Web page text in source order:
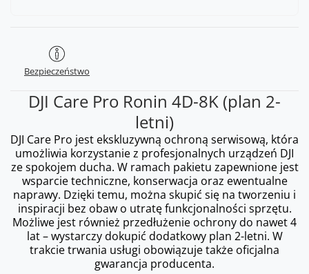
Bezpieczeństwo
DJI Care Pro Ronin 4D-8K (plan 2-
letni)
DJI Care Pro jest ekskluzywną ochroną serwisową, która
umożliwia korzystanie z profesjonalnych urządzeń DJI
ze spokojem ducha. W ramach pakietu zapewnione jest
wsparcie techniczne, konserwacja oraz ewentualne
naprawy. Dzięki temu, można skupić się na tworzeniu i
inspiracji bez obaw o utratę funkcjonalności sprzętu.
Możliwe jest również przedłużenie ochrony do nawet 4
lat – wystarczy dokupić dodatkowy plan 2-letni. W
trakcie trwania usługi obowiązuje także oficjalna
gwarancja producenta.